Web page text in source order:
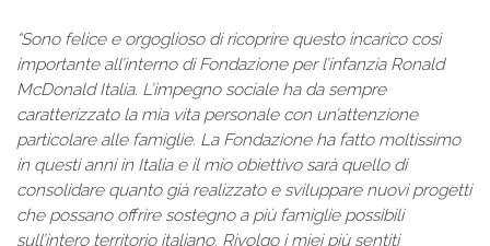
“Sono felice e orgoglioso di ricoprire questo incarico così
importante all’interno di Fondazione per l’infanzia Ronald
McDonald Italia. L’impegno sociale ha da sempre
caratterizzato la mia vita personale con un’attenzione
particolare alle famiglie. La Fondazione ha fatto moltissimo
in questi anni in Italia e il mio obiettivo sarà quello di
consolidare quanto già realizzato e sviluppare nuovi progetti
che possano offrire sostegno a più famiglie possibili
sull’intero territorio italiano. Rivolgo i miei più sentiti